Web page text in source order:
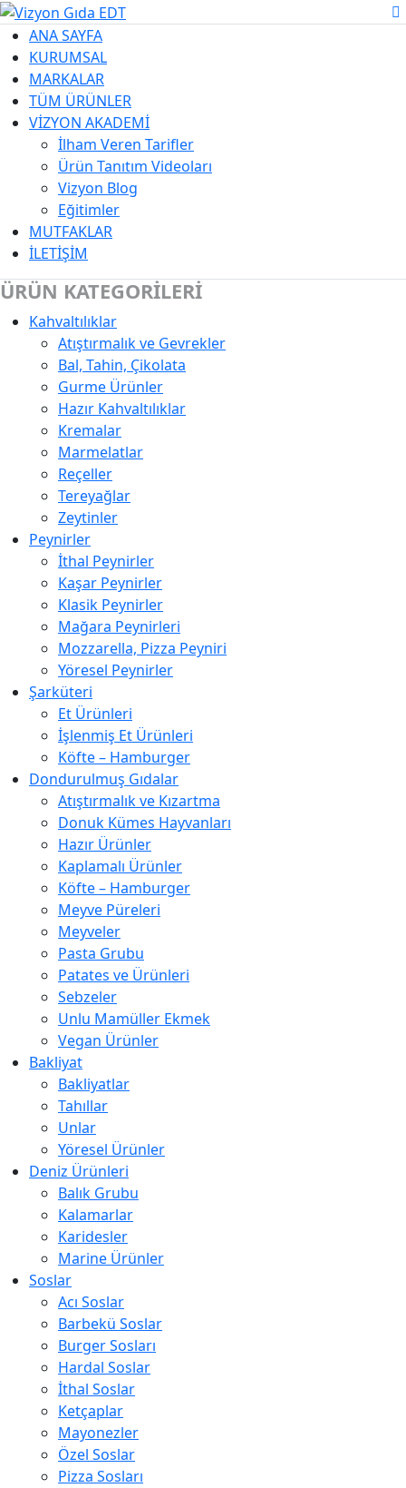
ANA SAYFA
KURUMSAL
MARKALAR
TÜM ÜRÜNLER
VİZYON AKADEMİ
İlham Veren Tarifler
Ürün Tanıtım Videoları
Vizyon Blog
Eğitimler
MUTFAKLAR
İLETİŞİM
ÜRÜN KATEGORİLERİ
Kahvaltılıklar
Atıştırmalık ve Gevrekler
Bal, Tahin, Çikolata
Gurme Ürünler
Hazır Kahvaltılıklar
Kremalar
Marmelatlar
Reçeller
Tereyağlar
Zeytinler
Peynirler
İthal Peynirler
Kaşar Peynirler
Klasik Peynirler
Mağara Peynirleri
Mozzarella, Pizza Peyniri
Yöresel Peynirler
Şarküteri
Et Ürünleri
İşlenmiş Et Ürünleri
Köfte – Hamburger
Dondurulmuş Gıdalar
Atıştırmalık ve Kızartma
Donuk Kümes Hayvanları
Hazır Ürünler
Kaplamalı Ürünler
Köfte – Hamburger
Meyve Püreleri
Meyveler
Pasta Grubu
Patates ve Ürünleri
Sebzeler
Unlu Mamüller Ekmek
Vegan Ürünler
Bakliyat
Bakliyatlar
Tahıllar
Unlar
Yöresel Ürünler
Deniz Ürünleri
Balık Grubu
Kalamarlar
Karidesler
Marine Ürünler
Soslar
Acı Soslar
Barbekü Soslar
Burger Sosları
Hardal Soslar
İthal Soslar
Ketçaplar
Mayonezler
Özel Soslar
Pizza Sosları